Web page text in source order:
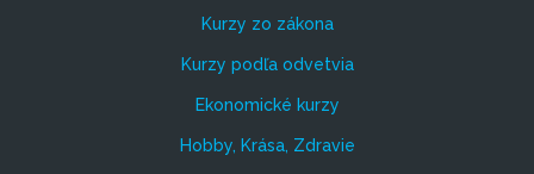
Kurzy zo zákona
Kurzy podľa odvetvia
Ekonomické kurzy
Hobby, Krása, Zdravie